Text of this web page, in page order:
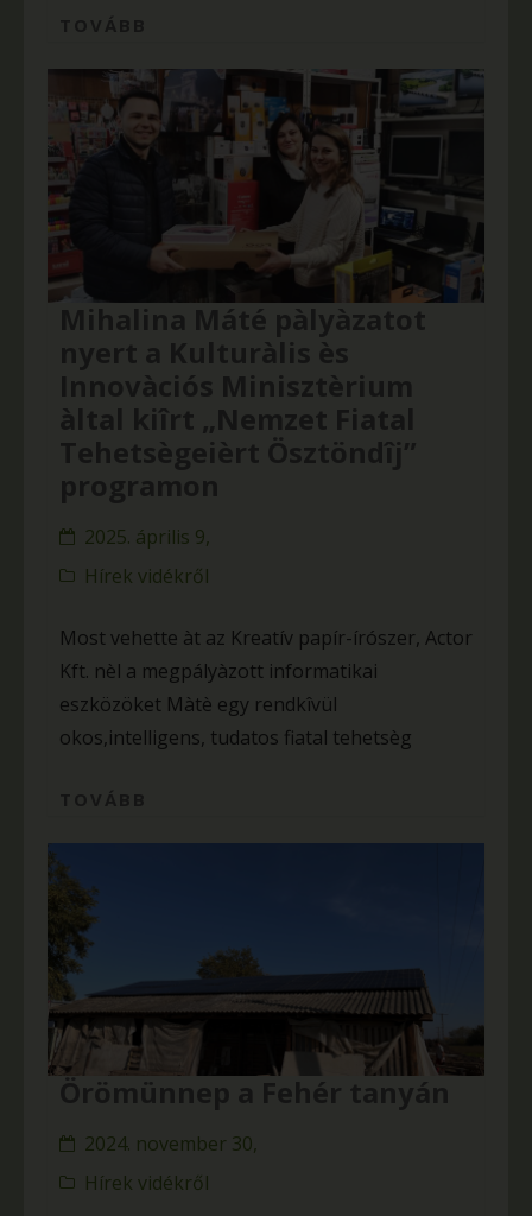
2025. április 9,
Hírek vidékről
Most vehette àt az Kreatív papír-írószer, Actor
Kft. nèl a megpályàzott informatikai
eszközöket Màtè egy rendkîvül
okos,intelligens, tudatos fiatal tehetsèg
2024. november 30,
Hírek vidékről